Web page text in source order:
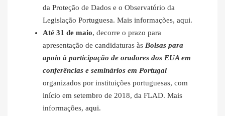
da Proteção de Dados e o Observatório da
Legislação Portuguesa. Mais informações, aqui.
Até 31 de maio, decorre o prazo para
apresentação de candidaturas às Bolsas para
apoio à participação de oradores dos EUA em
conferências e seminários em Portugal
organizados por instituições portuguesas, com
início em setembro de 2018, da FLAD. Mais
informações, aqui.